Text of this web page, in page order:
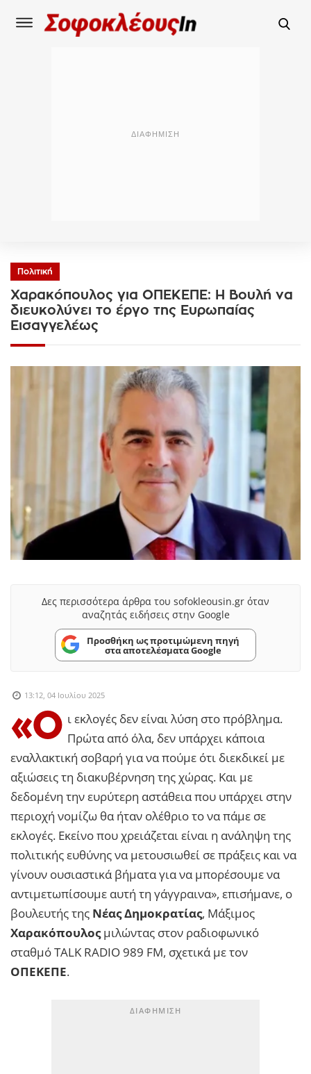
Πολιτική
Χαρακόπουλος για ΟΠΕΚΕΠΕ: Η Βουλή να
διευκολύνει το έργο της Ευρωπαίας
Εισαγγελέως
Δες περισσότερα άρθρα του sofokleousin.gr όταν
αναζητάς ειδήσεις στην Google
Προσθήκη ως προτιμώμενη πηγή
στα αποτελέσματα Google
13:12, 04 Ιουλίου 2025
«Ο ι εκλογές δεν είναι λύση στο πρόβλημα.
Πρώτα από όλα, δεν υπάρχει κάποια
εναλλακτική σοβαρή για να πούμε ότι διεκδικεί με
αξιώσεις τη διακυβέρνηση της χώρας. Και με
δεδομένη την ευρύτερη αστάθεια που υπάρχει στην
περιοχή νομίζω θα ήταν ολέθριο το να πάμε σε
εκλογές. Εκείνο που χρειάζεται είναι η ανάληψη της
πολιτικής ευθύνης να μετουσιωθεί σε πράξεις και να
γίνουν ουσιαστικά βήματα για να μπορέσουμε να
αντιμετωπίσουμε αυτή τη γάγγραινα», επισήμανε, ο
βουλευτής της Νέας Δημοκρατίας, Μάξιμος
Χαρακόπουλοςμιλώντας στον ραδιοφωνικό
σταθμό TALK RADIO 989 FM, σχετικά με τον
ΟΠΕΚΕΠΕ.